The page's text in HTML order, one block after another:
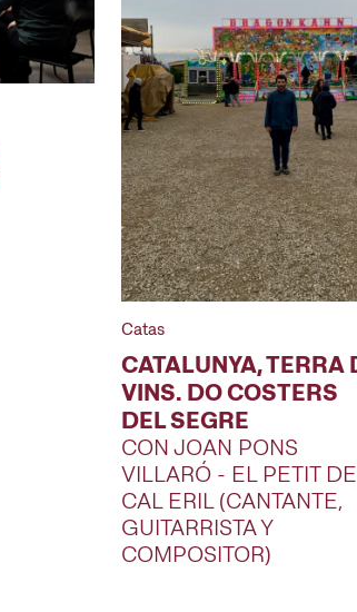
Catas
CATALUNYA, TERRA
VINS. DO COSTERS
DEL SEGRE
CON JOAN PONS
VILLARÓ - EL PETIT DE
CAL ERIL (CANTANTE,
GUITARRISTA Y
COMPOSITOR)